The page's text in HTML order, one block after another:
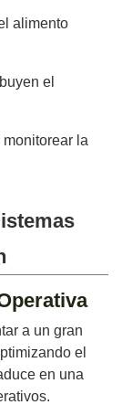
alimento
el
monitorear la
a un gran
el
en una